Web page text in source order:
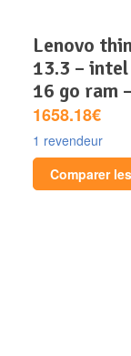
lenovo thinkpad x13 gen 5 – ai ready –
13.3 –
16 go ram
1658.18€
1 revendeur
Comparer